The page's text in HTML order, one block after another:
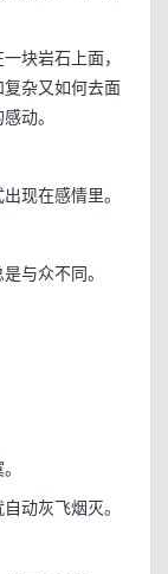
块岩石上面，
杂又如何去面
动。
现在感情里。
与众不同。
动灰飞烟灭。